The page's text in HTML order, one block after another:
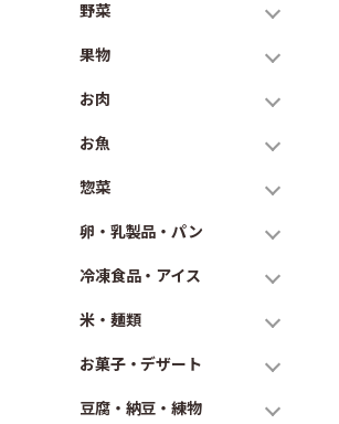
野菜
果物
お肉
お魚
惣菜
卵・乳製品・パン
冷凍食品・アイス
米・麺類
お菓子・デザート
豆腐・納豆・練物